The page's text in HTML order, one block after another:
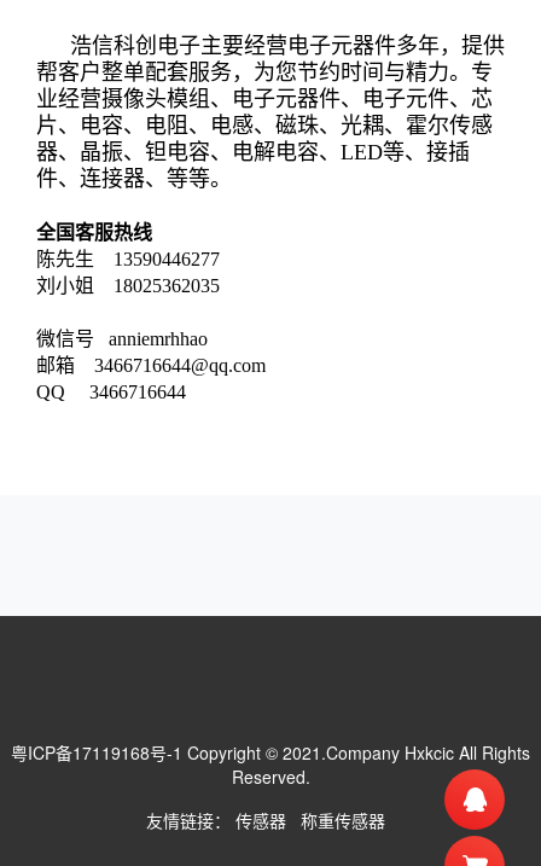
浩信科创电子主要经营电子元器件多年，提供
帮客户整单配套服务，为您节约时间与精力。专
业经营摄像头模组、电子元器件、电子元件、芯
片、电容、电阻、电感、磁珠、光耦、霍尔传感
器、晶振、钽电容、电解电容、LED等、接插
件、连接器、等等。
全国客服热线
陈先生 13590446277
刘小姐 18025362035
微信号 anniemrhhao
邮箱 3466716644@qq.com
QQ 3466716644
粤ICP备17119168号-1 Copyright © 2021.Company Hxkcic All Rights
Reserved.
友情链接： 传感器 称重传感器